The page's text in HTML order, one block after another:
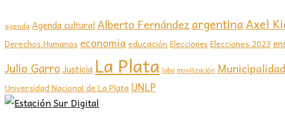
agenda Agenda culturalAlberto Fernández argentinaAxel
Derechos Humanos economia educación Elecciones Elecciones 2023
Julio Garro Justicia La Plata lobo movilización
Universidad Nacional de La Plata UNLP